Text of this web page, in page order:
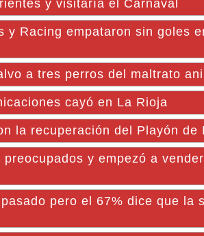
y visitaría el Carnaval
Racing empataron sin goles
a tres perros del maltrato
cayó en La Rioja
la recuperación del Playón de
y empezó a
pero el 67% dice que la